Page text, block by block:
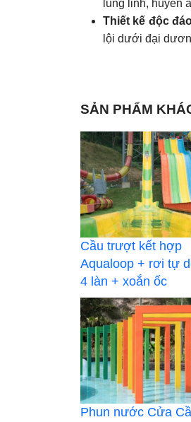
lung linh, huyền
Thiết kế độc
lội dưới đại
SẢN PHẨM
Cầu trượt kết hợp
Aqualoop + rơi tự
4 làn + xoắn ốc
Phun nước Cửa